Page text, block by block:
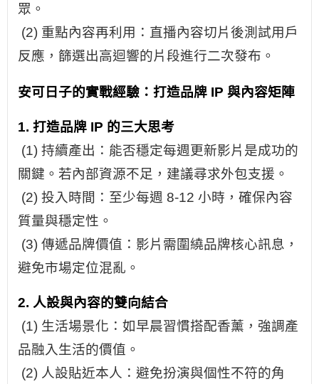
眾。
(2) 重點內容再利用：直播內容切片後測試用戶
反應，篩選出高迴響的片段進行二次發布。
安可日子的實戰經驗：打造品牌 IP 與內容矩陣
1. 打造品牌 IP 的三大思考
(1) 持續產出：能否穩定每週更新影片是成功的
關鍵。若內部資源不足，建議尋求外包支援。
(2) 投入時間：至少每週 8-12 小時，確保內容
質量與穩定性。
(3) 傳遞品牌價值：影片需圍繞品牌核心訊息，
避免市場定位混亂。
2. 人設與內容的雙向結合
(1) 生活場景化：如早晨習慣搭配香薰，強調產
品融入生活的價值。
(2) 人設貼近本人：避免扮演與個性不符的角